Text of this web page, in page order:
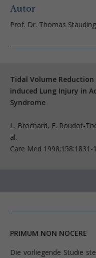
Autor
Prof. Dr. Thomas
Tidal Volume
induced Lung Injury in
Syndrome
L. Brochard, F. Roudot-
al. Am J
Care Med 1998;158:1831-
PRIMUM NON NOCERE
Die vorliegende Studie